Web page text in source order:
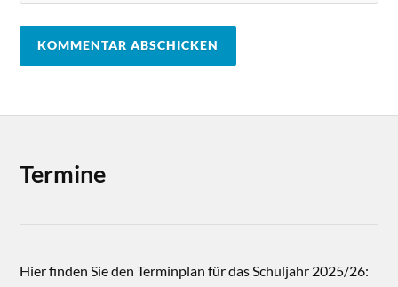
Termine
Hier finden Sie den Terminplan für das Schuljahr 2025/26: